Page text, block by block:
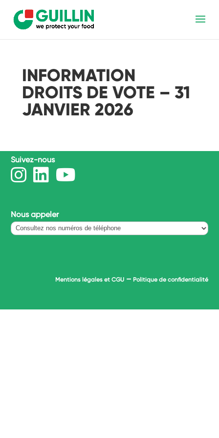
INFORMATION
DROITS DE VOTE – 31
JANVIER 2026
Suivez-nous
Nous appeler
Mentions légales et CGU– Politique de confidentialité